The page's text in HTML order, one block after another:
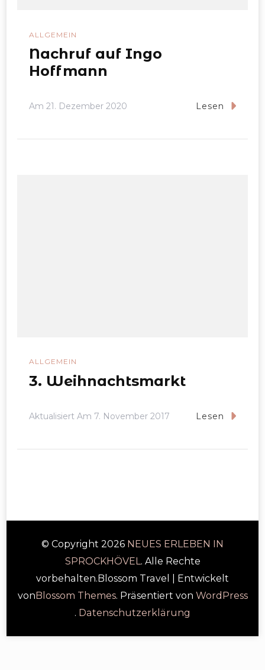
ALLGEMEIN
Nachruf auf Ingo
Hoffmann
Am 21. Dezember 2020 Lesen
ALLGEMEIN
3. Weihnachtsmarkt
Aktualisiert Am 7. November 2017 Lesen
© Copyright 2026 NEUES ERLEBEN IN
SPROCKHÖVEL . Alle Rechte
vorbehalten.Blossom Travel | Entwickelt
vonBlossom Themes. Präsentiert von WordPress
. Datenschutzerklärung